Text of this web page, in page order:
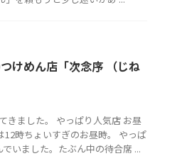
けめん店「次念序 （じね
きました。 やっぱり人気店 お昼
時ちょいすぎのお昼時。 やっぱ
いました。たぶん中の待合席 ...